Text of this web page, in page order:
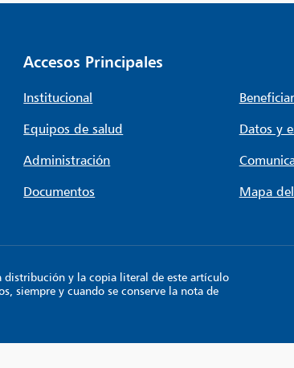
Accesos Principales
Institucional
Equipos de salud
Datos y
Administración
Documentos
Mapa
distribución y la copia literal de este artículo
siempre y cuando se conserve la nota de